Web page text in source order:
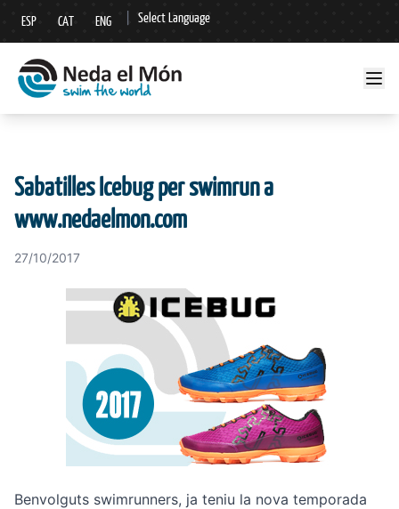
ESP CAT ENG Select Language
▼
Sabatilles Icebug per swimrun a
www.nedaelmon.com
27/10/2017
Benvolguts swimrunners, ja teniu la nova temporada